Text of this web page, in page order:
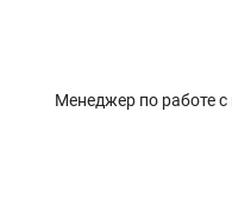
Менеджер по работе